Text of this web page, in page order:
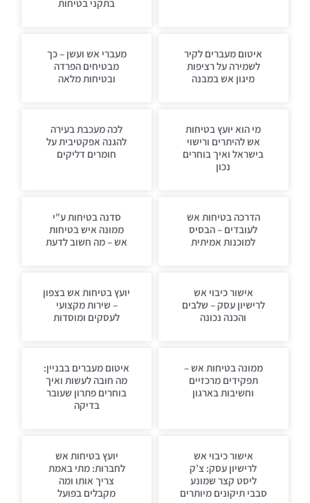
בתקני בטיחות
איטום מעברים לקיר
לשמירה על רציפות
מיגון אש במבנה
מעברי אש ועשן – כך
מבטיחים הפרדה
ובטיחות מלאה
מי הוא יועץ בטיחות
אש להיתרים ורישוי
בישראל ואיך בוחרים
נכון
לכה מעכבת בעירה
להגנה אפקטיבית על
חומרים דליקים
הדרכה בטיחות אש
לעובדים – הבסיס
למוכנות אמיתית
סדנה בטיחות ע"י
ממונה איש בטיחות
אש – מה חשוב לדעת
אישור כיבוי אש
לרישיון עסק – שלבים
והכנה נכונה
יועץ בטיחות אש בצפון
– שירות מקצועי
לעסקים ומוסדות
ממונה בטיחות אש –
תפקידים מרכזיים
וחשיבות בארגון
איטום מעברים בבניין:
מה חובה לעשות ואיך
בוחרים פתרון שעובר
בדיקה
אישור כיבוי אש
לרישיון עסק: צ’ק
ליסט קצר שמונע
סבבי תיקונים מיותרים
יועץ בטיחות אש
לחברות: מתי באמת
צריך אותו ומה
מקבלים בפועל